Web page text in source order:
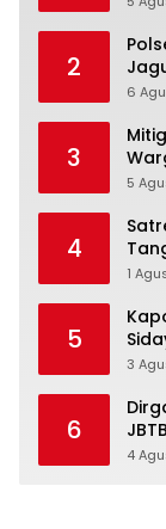
2
6
3
5
4
1
5
3
6
4